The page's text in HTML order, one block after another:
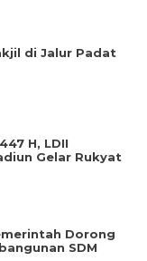
di Jalur Padat
H, LDII
Gelar Rukyat
Dorong
SDM